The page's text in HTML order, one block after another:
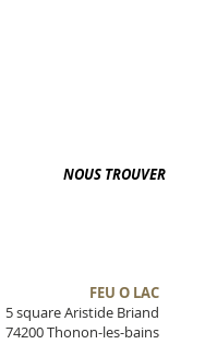
NOUS TROUVER
FEU O LAC
5 square Aristide Briand
74200 Thonon-les-bains